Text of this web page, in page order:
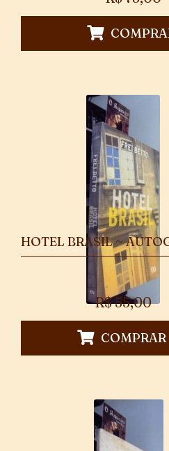
HOTEL BRASIL ~
R$55,00
COMPRAR